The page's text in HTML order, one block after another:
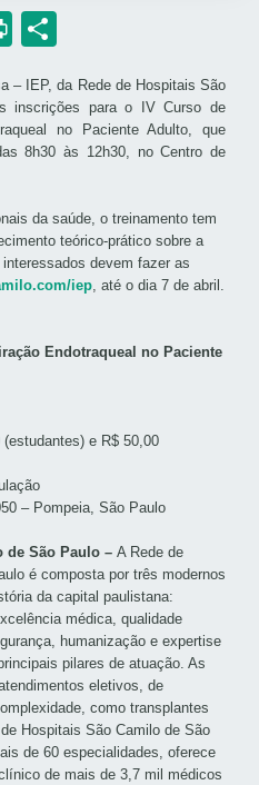
Print
– IEP, da Rede de Hospitais São
inscrições para o IV Curso de
no Paciente Adulto, que
8h30 às 12h30, no Centro de
da saúde, o treinamento tem
teórico-prático sobre a
devem fazer as
iep, até o dia 7 de abril.
Endotraqueal no Paciente
e R$ 50,00
– Pompeia, São Paulo
de São Paulo – A Rede de
é composta por três modernos
da capital paulistana:
médica, qualidade
humanização e expertise
pilares de atuação. As
eletivos, de
como transplantes
Hospitais São Camilo de São
de 60 especialidades, oferece
de mais de 3,7 mil médicos